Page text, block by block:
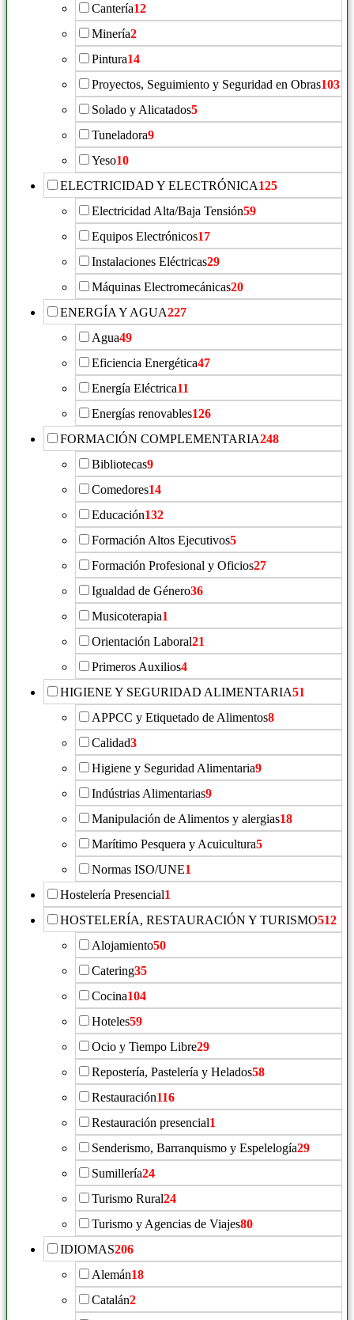
Cantería12
Minería2
Pintura14
Proyectos, Seguimiento y Seguridad en Obras103
Solado y Alicatados5
Tuneladora9
Yeso10
ELECTRICIDAD Y ELECTRÓNICA125
Electricidad Alta/Baja Tensión59
Equipos Electrónicos17
Instalaciones Eléctricas29
Máquinas Electromecánicas20
ENERGÍA Y AGUA227
Agua49
Eficiencia Energética47
Energía Eléctrica11
Energías renovables126
FORMACIÓN COMPLEMENTARIA248
Bibliotecas9
Comedores14
Educación132
Formación Altos Ejecutivos5
Formación Profesional y Oficios27
Igualdad de Género36
Musicoterapia1
Orientación Laboral21
Primeros Auxilios4
HIGIENE Y SEGURIDAD ALIMENTARIA51
APPCC y Etiquetado de Alimentos8
Calidad3
Higiene y Seguridad Alimentaria9
Indústrias Alimentarias9
Manipulación de Alimentos y alergias18
Marítimo Pesquera y Acuicultura5
Normas ISO/UNE1
Hostelería Presencial1
HOSTELERÍA, RESTAURACIÓN Y TURISMO512
Alojamiento50
Catering35
Cocina104
Hoteles59
Ocio y Tiempo Libre29
Repostería, Pastelería y Helados58
Restauración116
Restauración presencial1
Senderismo, Barranquismo y Espelelogía29
Sumillería24
Turismo Rural24
Turismo y Agencias de Viajes80
IDIOMAS206
Alemán18
Catalán2